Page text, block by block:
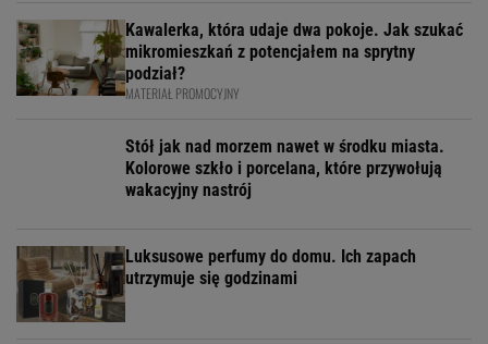
Kawalerka, która udaje dwa pokoje. Jak szukać
mikromieszkań z potencjałem na sprytny
podział?
MATERIAŁ PROMOCYJNY
Stół jak nad morzem nawet w środku miasta.
Kolorowe szkło i porcelana, które przywołują
wakacyjny nastrój
Luksusowe perfumy do domu. Ich zapach
utrzymuje się godzinami